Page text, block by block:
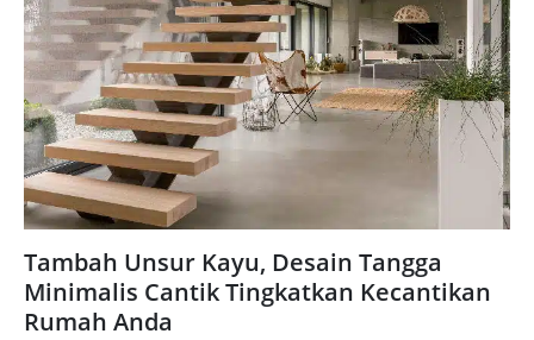
Tambah Unsur Kayu, Desain Tangga
Minimalis Cantik Tingkatkan Kecantikan
Rumah Anda